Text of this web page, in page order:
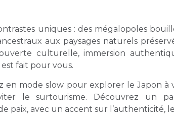
uniques : des mégalopoles
aux paysages naturels
culturelle, immersion
fait pour vous.
en mode slow pour explorer le Japon
le surtourisme. Découvrez un
paix, avec un accent sur l’authenticité,